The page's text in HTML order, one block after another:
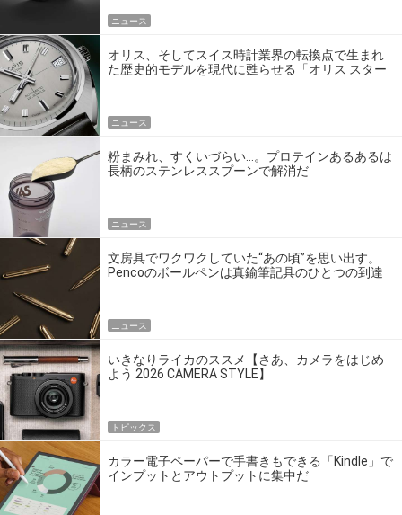
ニュース
オリス、そしてスイス時計業界の転換点で生まれ
た歴史的モデルを現代に甦らせる「オリス スター
ニュース
粉まみれ、すくいづらい…。プロテインあるあるは
長柄のステンレススプーンで解消だ
ニュース
文房具でワクワクしていた“あの頃”を思い出す。
Pencoのボールペンは真鍮筆記具のひとつの到達
ニュース
いきなりライカのススメ【さあ、カメラをはじめ
よう 2026 CAMERA STYLE】
トピックス
カラー電子ペーパーで手書きもできる「Kindle」で
インプットとアウトプットに集中だ